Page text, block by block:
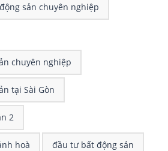
sản chuyên nghiệp
chuyên nghiệp
tại Sài Gòn
2
hoà đầu tư bất động sản